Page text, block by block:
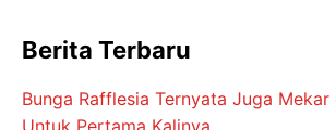
Berita Terbaru
Bunga Rafflesia Ternyata Juga Mekar
Untuk Pertama Kalinya